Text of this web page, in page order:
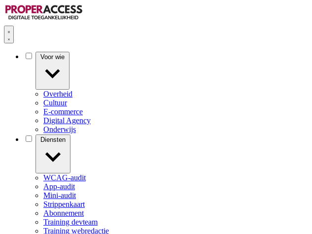
Overheid
Cultuur
E-commerce
Digital Agency
Onderwijs
WCAG-audit
App-audit
Mini-audit
Strippenkaart
Abonnement
Training devteam
Training webredactie